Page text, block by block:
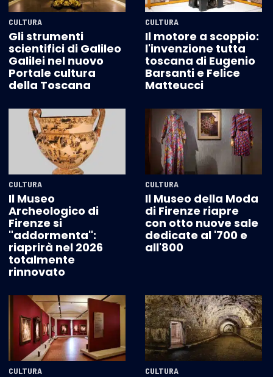
CULTURA
Gli strumenti
scientifici di Galileo
Galilei nel nuovo
Portale cultura
della Toscana
CULTURA
Il motore a scoppio:
l'invenzione tutta
toscana di Eugenio
Barsanti e Felice
Matteucci
CULTURA
Il Museo
Archeologico di
Firenze si
"addormenta":
riaprirà nel 2026
totalmente
rinnovato
CULTURA
Il Museo della Moda
di Firenze riapre
con otto nuove sale
dedicate al '700 e
all'800
CULTURA CULTURA